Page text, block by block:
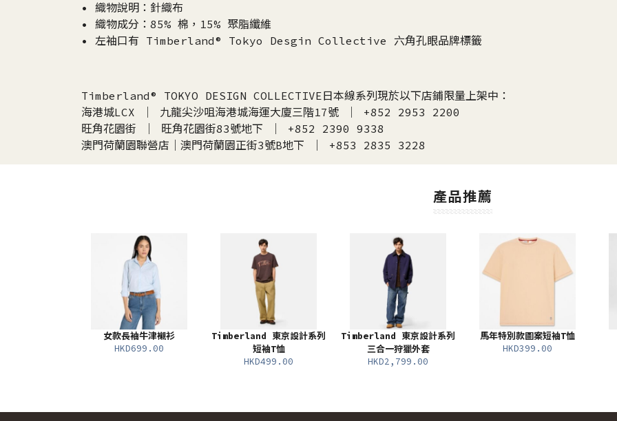
• 織物說明：針織布
• 織物成分：85% 棉，15% 聚脂纖維
• 左袖口有 Timberland® Tokyo Desgin Collective 六角孔眼品牌標籤
Timberland® TOKYO DESIGN COLLECTIVE日本線系列現於以下店鋪限量上架中：
海港城LCX ｜ 九龍尖沙咀海港城海運大廈三階17號 ｜ +852 2953 2200
旺角花園街 ｜ 旺角花園街83號地下 ｜ +852 2390 9338
澳門荷蘭園聯營店｜澳門荷蘭園正街3號B地下 ｜ +853 2835 3228
產品推薦
女款長袖牛津襯衫
HKD699.00
Timberland 東京設計系列
短袖T恤
HKD499.00
Timberland 東京設計系列
三合一狩獵外套
HKD2,799.00
馬年特別款圖案短袖T恤
HKD399.00